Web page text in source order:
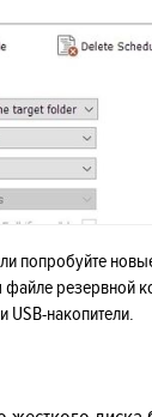
попробуйте
резервной
USB-накопители.